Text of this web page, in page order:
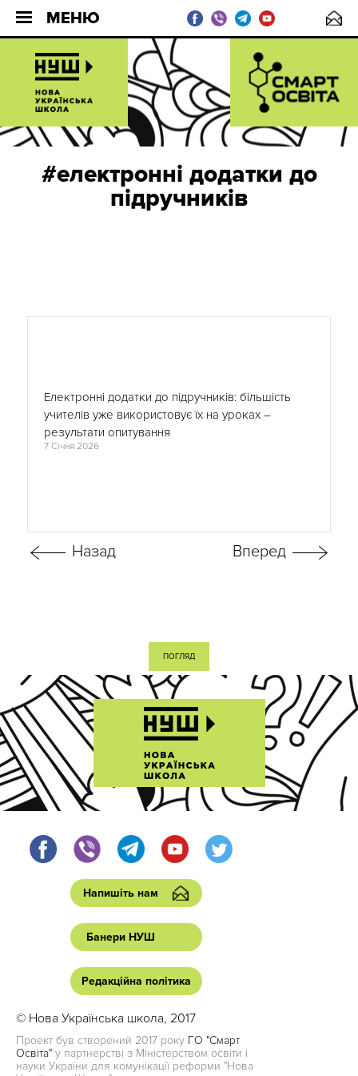
МЕНЮ
#електронні додатки до
підручників
7 Січня 2026
Електронні додатки до підручників: більшість
учителів уже використовує їх на уроках –
результати опитування
ПОГЛЯД
Напишіть нам
Банери НУШ
Редакційна політика
© Нова Українська школа, 2017
Проект був створений 2017 року ГО "Смарт
Освіта" у партнерстві з Міністерством освіти і
науки України для комунікації реформи "Нова